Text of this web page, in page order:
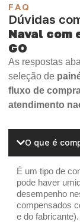
FAQ
Dúvidas
Naval com
GO
As respostas
seleção de
fluxo de
atendimento
O que é
É um tipo de
pode haver
desempenho
compensados
e do fabricante).